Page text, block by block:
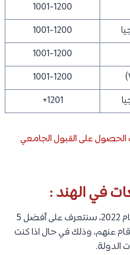
1001-1200
1001-1200
1001-1200
1001-1200
1201+
على القبول الجامعي
اعتمادًا على تصنيفات QS العالمية لعام 2022، سنتعرف على أفضل 5
عنهم، وذلك في حال اذا كنت